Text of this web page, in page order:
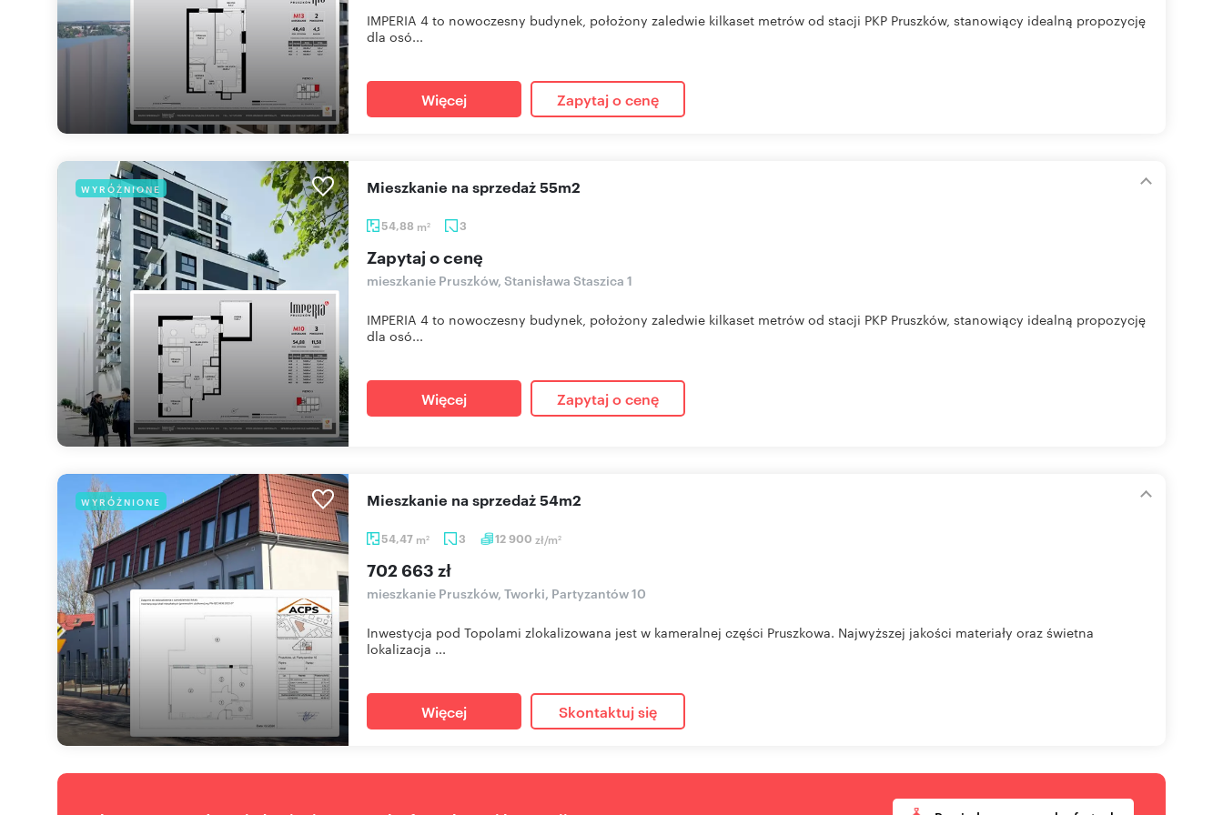
IMPERIA 4 to nowoczesny budynek, położony zaledwie kilkaset metrów od stacji PKP Pruszków, stanowiący idealną propozycję
dla osó...
Więcej Zapytaj o cenę
WYRÓŻNIONE
54,88 m2 3
mieszkanie na sprzedaż 55m2
Zapytaj o cenę
mieszkanie Pruszków, Stanisława Staszica 1
IMPERIA 4 to nowoczesny budynek, położony zaledwie kilkaset metrów od stacji PKP Pruszków, stanowiący idealną propozycję
dla osó...
Więcej Zapytaj o cenę
WYRÓŻNIONE
54,47 m2 3 12 900 zł/m2
mieszkanie na sprzedaż 54m2
702 663 zł
mieszkanie Pruszków, Tworki, Partyzantów 10
Inwestycja pod Topolami zlokalizowana jest w kameralnej części Pruszkowa. Najwyższej jakości materiały oraz świetna
lokalizacja ...
Więcej Skontaktuj się